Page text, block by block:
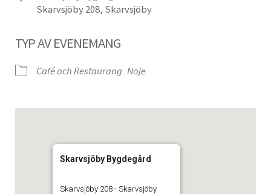
Skarvsjöby 208, Skarvsjöby
TYP AV EVENEMANG
Café och Restaurang Nöje
Skarvsjöby Bygdegård
Skarvsjöby 208 - Skarvsjöby